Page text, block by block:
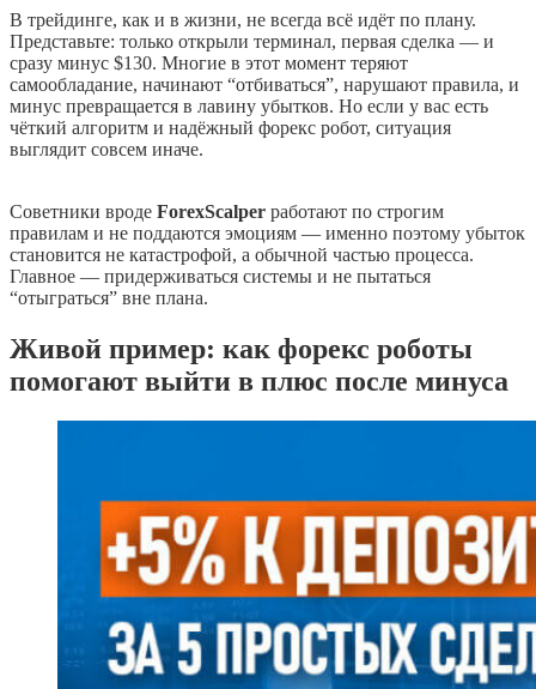
В трейдинге, как и в жизни, не всегда всё идёт по плану.
Представьте: только открыли терминал, первая сделка — и
сразу минус $130. Многие в этот момент теряют
самообладание, начинают “отбиваться”, нарушают правила, и
минус превращается в лавину убытков. Но если у вас есть
чёткий алгоритм и надёжный форекс робот, ситуация
выглядит совсем иначе.
Советники вроде ForexScalper работают по строгим
правилам и не поддаются эмоциям — именно поэтому убыток
становится не катастрофой, а обычной частью процесса.
Главное — придерживаться системы и не пытаться
“отыграться” вне плана.
Живой пример: как форекс роботы
помогают выйти в плюс после минуса